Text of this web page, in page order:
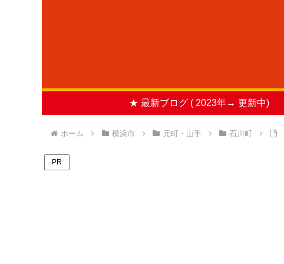
★ 最新ブログ ( 2023年→ 更新中)
ホーム 横浜市 元町・山手 石川町
PR